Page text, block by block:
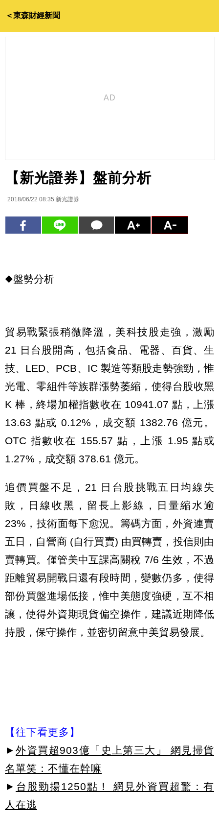
＜東森財經新聞
【新光證券】盤前分析
2018/06/22 08:35 新光證券
◆盤勢分析
貿易戰緊張稍微降溫，美科技股走強，激勵
21 日台股開高，包括食品、電器、百貨、生
技、LED、PCB、IC 製造等類股走勢強勁，惟
光電、零組件等族群漲勢萎縮，使得台股收黑
K 棒，終場加權指數收在 10941.07 點，上漲
13.63 點或 0.12%，成交額 1382.76 億元。
OTC 指數收在 155.57 點，上漲 1.95 點或
1.27%，成交額 378.61 億元。
追價買盤不足，21 日台股挑戰五日均線失
敗，日線收黑，留長上影線，日量縮水逾
23%，技術面每下愈況。籌碼方面，外資連賣
五日，自營商 (自行買賣) 由買轉賣，投信則由
賣轉買。僅管美中互課高關稅 7/6 生效，不過
距離貿易開戰日還有段時間，變數仍多，使得
部份買盤進場低接，惟中美態度強硬，互不相
讓，使得外資期現貨偏空操作，建議近期降低
持股，保守操作，並密切留意中美貿易發展。
【往下看更多】
► 外資買超903億「史上第三大」 網見掃貨
名單笑：不懂在幹嘛
► 台股勁揚1250點！ 網見外資買超驚：有
人在逃